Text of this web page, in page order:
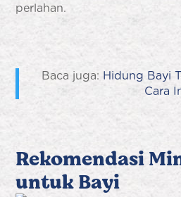
perlahan.
Baca juga: Hidung Bayi
Cara
Rekomendasi
untuk Bayi